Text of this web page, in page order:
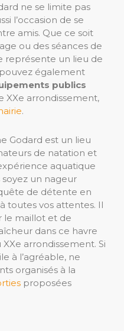
ne se limite pas
l’occasion de se
amis. Que ce soit
ou des séances de
représente un lieu de
également
publics
XXe arrondissement,
.
Godard est un lieu
de natation et
aquatique
soyez un nageur
de détente en
toutes vos attentes. Il
le maillot et de
dans ce havre
arrondissement. Si
à l’agréable, ne
organisés à la
proposées